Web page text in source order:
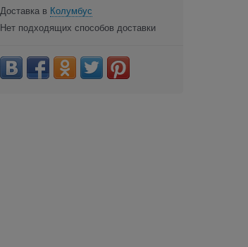
Доставка в Колумбус
Нет подходящих способов доставки